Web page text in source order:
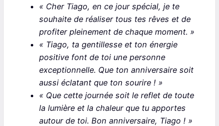
« Cher Tiago, en ce jour spécial, je te
souhaite de réaliser tous tes rêves et de
profiter pleinement de chaque moment. »
« Tiago, ta gentillesse et ton énergie
positive font de toi une personne
exceptionnelle. Que ton anniversaire soit
aussi éclatant que ton sourire ! »
« Que cette journée soit le reflet de toute
la lumière et la chaleur que tu apportes
autour de toi. Bon anniversaire, Tiago ! »